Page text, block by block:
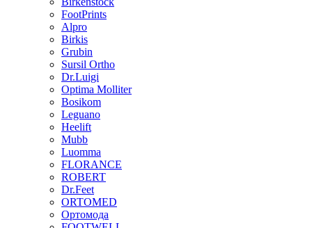
FootPrints
Alpro
Birkis
Grubin
Sursil Ortho
Dr.Luigi
Optima Molliter
Bosikom
Leguano
Heelift
Mubb
Luomma
FLORANCE
ROBERT
Dr.Feet
ORTOMED
Ортомода